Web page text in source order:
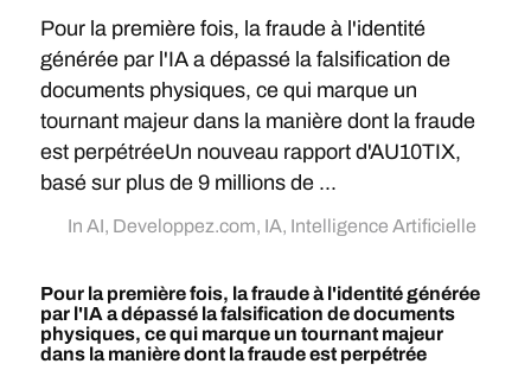
Pour la première fois, la fraude à l'identité
générée par l'IA a dépassé la falsification de
documents physiques, ce qui marque un
tournant majeur dans la manière dont la fraude
est perpétréeUn nouveau rapport d'AU10TIX,
basé sur plus de 9 millions de ...
In AI, Developpez.com, IA, Intelligence Artificielle
Pour la première fois, la fraude à l'identité générée
par l'IA a dépassé la falsification de documents
physiques, ce qui marque un tournant majeur
dans la manière dont la fraude est perpétrée